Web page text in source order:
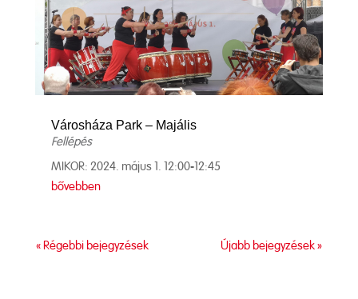
Városháza Park – Majális
Fellépés
MIKOR: 2024. május 1. 12:00-12:45
bővebben
« Régebbi bejegyzések Újabb bejegyzések »